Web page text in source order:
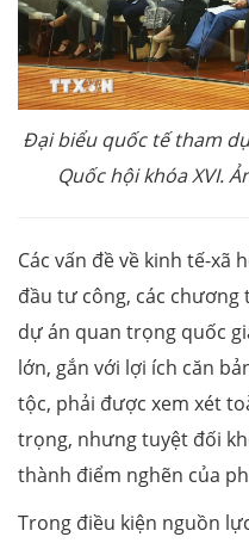
Đại biểu quốc tế tham
Quốc hội khóa XVI.
Các vấn đề về kinh tế-xã
đầu tư công, các chương
dự án quan trọng quốc
lớn, gắn với lợi ích căn
tộc, phải được xem xét
trọng, nhưng tuyệt đối
thành điểm nghẽn của
Trong điều kiện nguồn